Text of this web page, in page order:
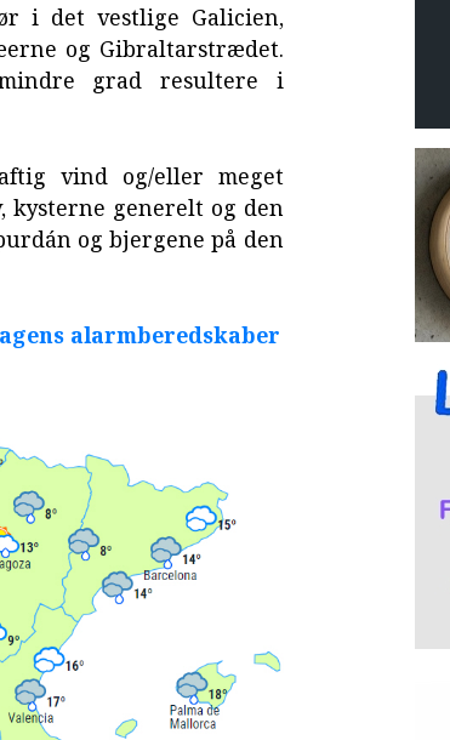
i det vestlige Galicien,
og Gibraltarstrædet.
grad resultere i
vind og/eller meget
kysterne generelt og den
og bjergene på den
alarmberedskaber